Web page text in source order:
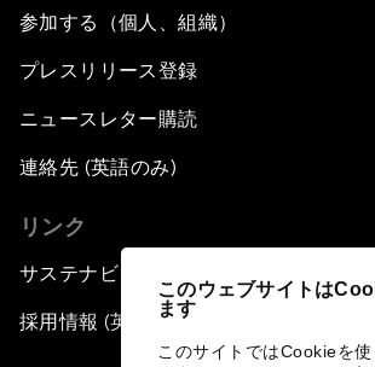
このウェブサイトは
ます
このサイトではCookieを
参加する（個人、組織）
プレスリリース登録
ニュースレター購読
連絡先 (英語のみ)
リンク
サステナビリティへの取り組み
採用情報 (英語のみ)